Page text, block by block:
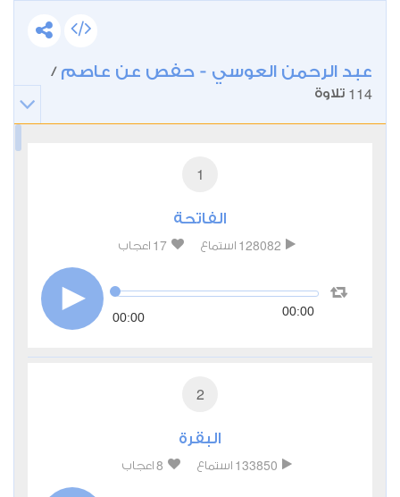
عبد الرحمن العوسي - حفص عن عاصم /
114 تلاوة
1
الفاتحة
128082 استماع 17 اعجاب
00:00 00:00
2
البقرة
133850 استماع 8 اعجاب